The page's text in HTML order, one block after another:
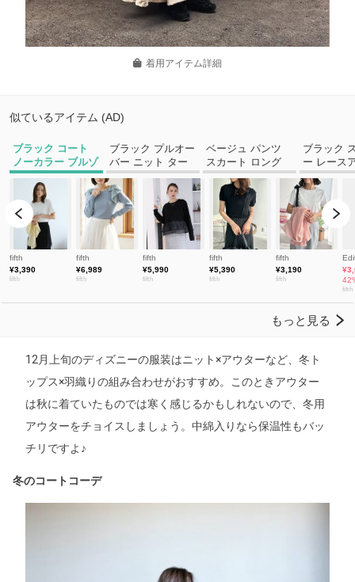
着用アイテム詳細
12月上旬のディズニーの服装はニット×アウターなど、冬ト
ップス×羽織りの組み合わせがおすすめ。このときアウター
は秋に着ていたものでは寒く感じるかもしれないので、冬用
アウターをチョイスしましょう。中綿入りなら保温性もバッ
チリですよ♪
冬のコートコーデ